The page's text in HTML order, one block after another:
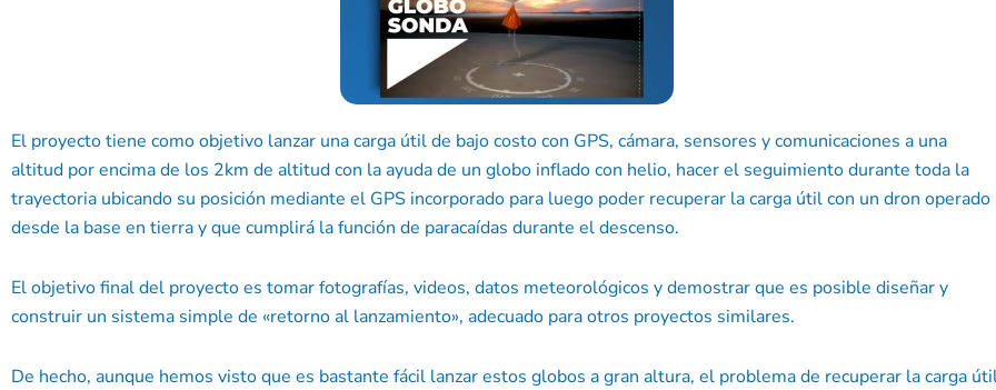
El proyecto tiene como objetivo lanzar una carga útil de bajo costo con GPS, cámara, sensores y comunicaciones a una
altitud por encima de los 2km de altitud con la ayuda de un globo inflado con helio, hacer el seguimiento durante toda la
trayectoria ubicando su posición mediante el GPS incorporado para luego poder recuperar la carga útil con un dron operado
desde la base en tierra y que cumplirá la función de paracaídas durante el descenso.
El objetivo final del proyecto es tomar fotografías, videos, datos meteorológicos y demostrar que es posible diseñar y
construir un sistema simple de «retorno al lanzamiento», adecuado para otros proyectos similares.
De hecho, aunque hemos visto que es bastante fácil lanzar estos globos a gran altura, el problema de recuperar la carga